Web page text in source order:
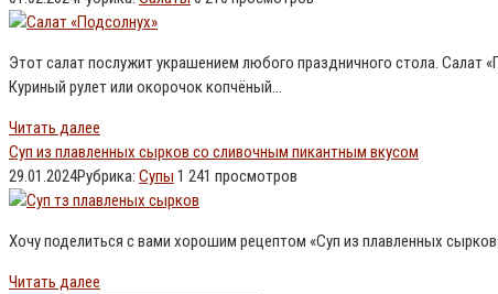
Этот салат послужит украшением любого праздничного стола. Салат
Куриный рулет или окорочок копчёный…
Читать далее
Суп из плавленных сырков со сливочным пикантным вкусом
29.01.2024Рубрика: Супы 1 241 просмотров
Хочу поделиться с вами хорошим рецептом «Суп из плавленных
Читать далее